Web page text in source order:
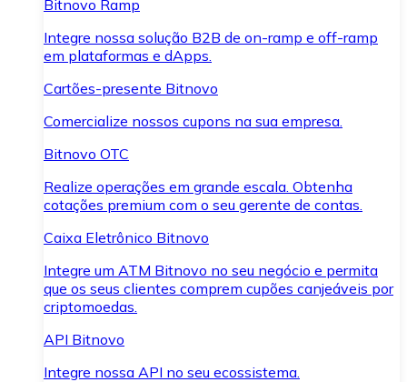
Bitnovo Ramp
Integre nossa solução B2B de on-ramp e off-ramp
em plataformas e dApps.
Cartões-presente Bitnovo
Comercialize nossos cupons na sua empresa.
Bitnovo OTC
Realize operações em grande escala. Obtenha
cotações premium com o seu gerente de contas.
Caixa Eletrônico Bitnovo
Integre um ATM Bitnovo no seu negócio e permita
que os seus clientes comprem cupões canjeáveis por
criptomoedas.
API Bitnovo
Integre nossa API no seu ecossistema.